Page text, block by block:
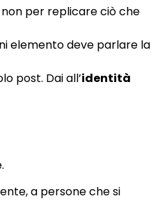
per replicare ciò che
elemento deve parlare la
post. Dai all’identità
a persone che si